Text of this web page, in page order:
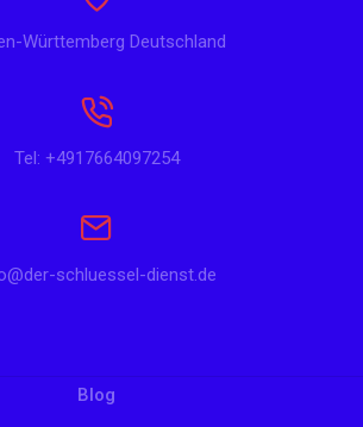
Württemberg Deutschland
Tel: +4917664097254
schluessel-dienst.de
Blog